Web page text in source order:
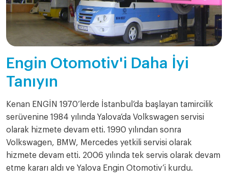
Engin Otomotiv'i Daha İyi
Tanıyın
Kenan ENGİN 1970’lerde İstanbul’da başlayan tamircilik
serüvenine 1984 yılında Yalova’da Volkswagen servisi
olarak hizmete devam etti. 1990 yılından sonra
Volkswagen, BMW, Mercedes yetkili servisi olarak
hizmete devam etti. 2006 yılında tek servis olarak devam
etme kararı aldı ve Yalova Engin Otomotiv’i kurdu.